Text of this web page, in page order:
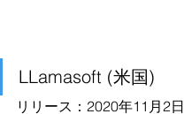
LLamasoft (米国)
リリース：2020年11月2日